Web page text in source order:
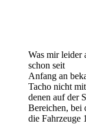
Was mir leider
schon seit
Anfang an
Tacho nicht mit
denen auf der
Bereichen, bei
die Fahrzeuge